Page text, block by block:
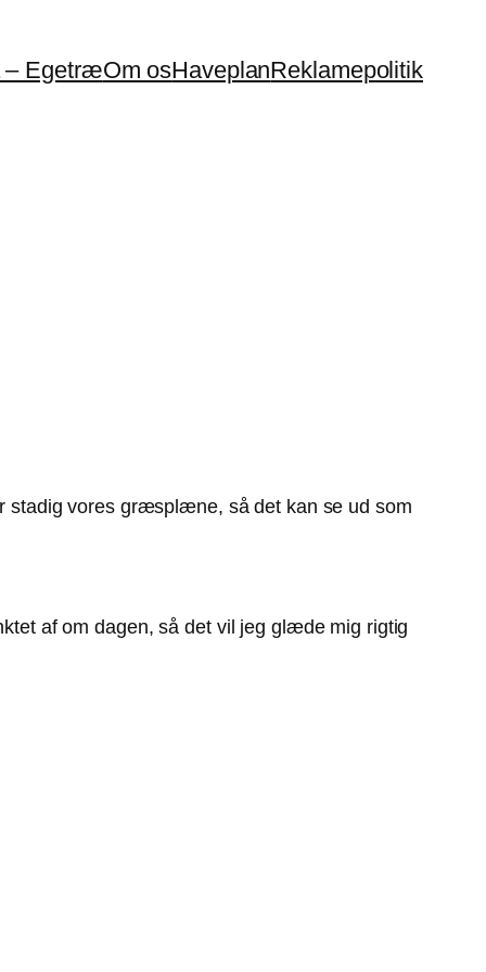
– EgetræOm osHaveplanReklamepolitik
stadig vores græsplæne, så det kan se ud som
af om dagen, så det vil jeg glæde mig rigtig